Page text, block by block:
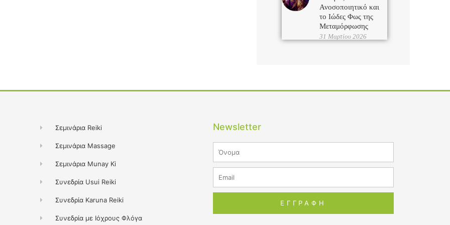
Ανοσοποιητικό και
το Ιώδες Φως της
Μεταμόρφωσης
31 Μαρτίου 2026
Σεμινάρια Reiki
Σεμινάρια Massage
Σεμινάρια Munay Ki
Συνεδρία Usui Reiki
Συνεδρία Karuna Reiki
Συνεδρία με Ιόχρους Φλόγα
Newsletter
Name
Email
ΕΓΓΡΑΦΗ